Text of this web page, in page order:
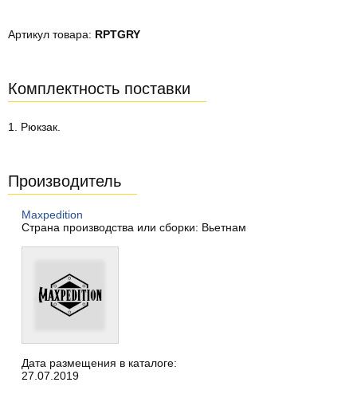
Артикул товара: RPTGRY
Комплектность поставки
1. Рюкзак.
Производитель
Maxpedition
Страна производства или сборки: Вьетнам
Дата размещения в каталоге:
27.07.2019